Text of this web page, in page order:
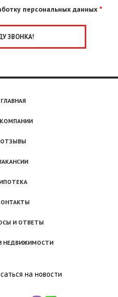
персональных данных *
ГЛАВНАЯ
ОТЗЫВЫ
ИПОТЕКА
И ОТВЕТЫ
НЕДВИЖИМОСТИ
на новости